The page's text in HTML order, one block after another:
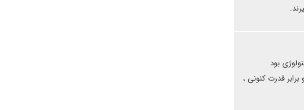
بود
قدرت کنونی ،